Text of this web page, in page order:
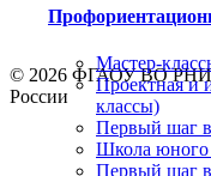
Мастер-
Проектная и
классы)
Первый шаг
Школа юного
Первый шаг
© 2026 ФГАОУ ВО
России